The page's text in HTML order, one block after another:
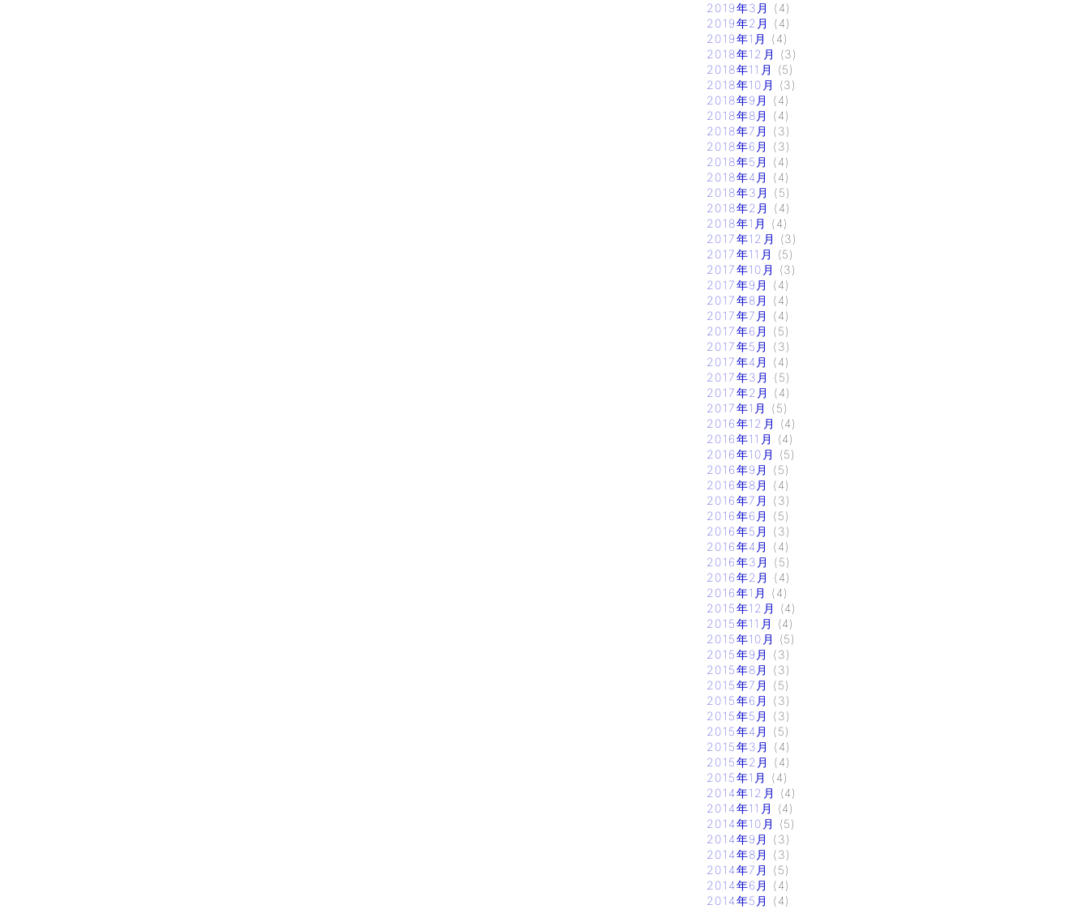
2019年3月
(4)
2019年2月
(4)
2019年1月
(4)
2018年12月
(3)
2018年11月
(5)
2018年10月
(3)
2018年9月
(4)
2018年8月
(4)
2018年7月
(3)
2018年6月
(3)
2018年5月
(4)
2018年4月
(4)
2018年3月
(5)
2018年2月
(4)
2018年1月
(4)
2017年12月
(3)
2017年11月
(5)
2017年10月
(3)
2017年9月
(4)
2017年8月
(4)
2017年7月
(4)
2017年6月
(5)
2017年5月
(3)
2017年4月
(4)
2017年3月
(5)
2017年2月
(4)
2017年1月
(5)
2016年12月
(4)
2016年11月
(4)
2016年10月
(5)
2016年9月
(5)
2016年8月
(4)
2016年7月
(3)
2016年6月
(5)
2016年5月
(3)
2016年4月
(4)
2016年3月
(5)
2016年2月
(4)
2016年1月
(4)
2015年12月
(4)
2015年11月
(4)
2015年10月
(5)
2015年9月
(3)
2015年8月
(3)
2015年7月
(5)
2015年6月
(3)
2015年5月
(3)
2015年4月
(5)
2015年3月
(4)
2015年2月
(4)
2015年1月
(4)
2014年12月
(4)
2014年11月
(4)
2014年10月
(5)
2014年9月
(3)
2014年8月
(3)
2014年7月
(5)
2014年6月
(4)
2014年5月
(4)